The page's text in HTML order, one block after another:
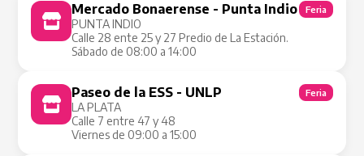
Mercado Bonaerense - Punta Indio
PUNTA INDIO
Calle 28 ente 25 y 27 Predio de La Estación.
Sábado de 08:00 a 14:00
Feria
Paseo de la ESS - UNLP
LA PLATA
Calle 7 entre 47 y 48
Viernes de 09:00 a 15:00
Feria